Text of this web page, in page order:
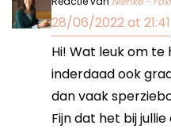
28/06/2022 at 21:41
Hi! Wat leuk om
inderdaad ook
dan vaak
Fijn dat het bij